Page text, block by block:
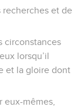
recherches et de
circonstances
lorsqu’il
et la gloire dont
eux-mêmes,